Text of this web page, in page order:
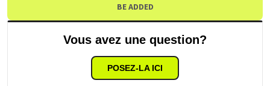
BE ADDED
Vous avez une question?
POSEZ-LA ICI